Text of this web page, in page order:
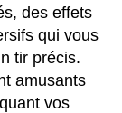
des effets
qui vous
tir précis.
amusants
vos